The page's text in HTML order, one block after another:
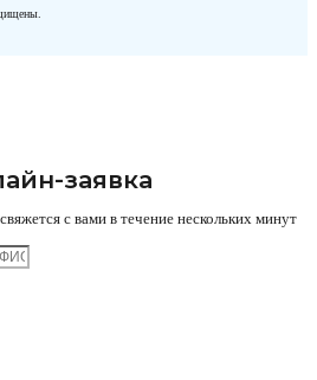
заявка
с вами в течение нескольких минут